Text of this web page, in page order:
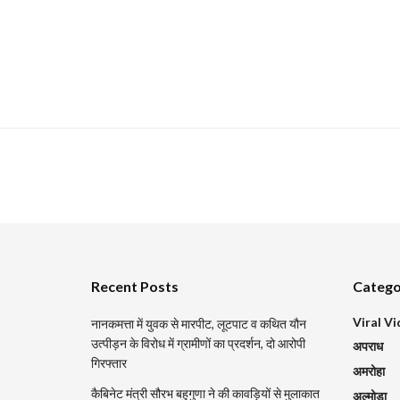
Recent Posts
नानकमत्ता में युवक से मारपीट, लूटपाट व कथित यौन
उत्पीड़न के विरोध में ग्रामीणों का प्रदर्शन, दो आरोपी
गिरफ्तार
कैबिनेट मंत्री सौरभ बहुगुणा ने की कावड़ियों से मुलाकात
Viral
अपराध
अमरोहा
अल्मोड़ा